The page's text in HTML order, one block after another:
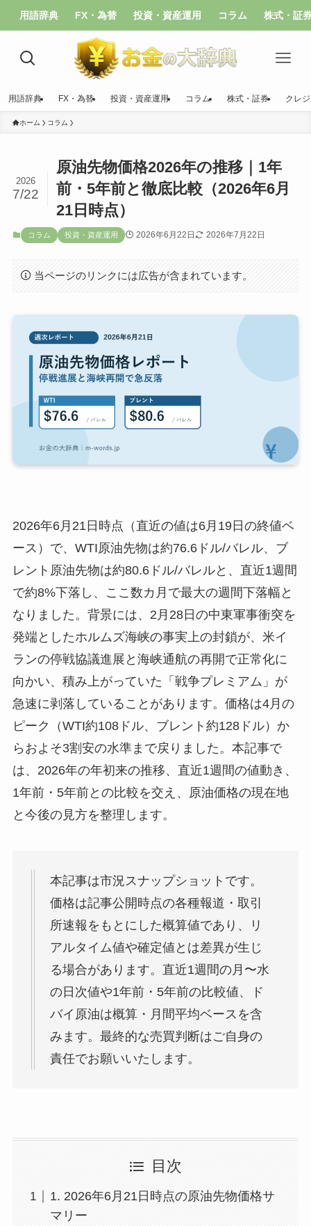
用語辞典 FX・為替 投資・資産運用 コラム 株式・証
用語辞典 FX・為替 投資・資産運用 コラム 株式・証券 クレ
ホーム コラム
原油先物価格2026年の推移｜1年
前・5年前と徹底比較（2026年6月
21日時点）
2026
7/22
コラム 投資・資産運用 2026年6月22日 2026年7月22日
当ページのリンクには広告が含まれています。
2026年6月21日時点（直近の値は6月19日の終値ベ
ース）で、WTI原油先物は約76.6ドル/バレル、ブ
レント原油先物は約80.6ドル/バレルと、直近1週間
で約8%下落し、ここ数カ月で最大の週間下落幅と
なりました。背景には、2月28日の中東軍事衝突を
発端としたホルムズ海峡の事実上の封鎖が、米イ
ランの停戦協議進展と海峡通航の再開で正常化に
向かい、積み上がっていた「戦争プレミアム」が
急速に剥落していることがあります。価格は4月の
ピーク（WTI約108ドル、ブレント約128ドル）か
らおよそ3割安の水準まで戻りました。本記事で
は、2026年の年初来の推移、直近1週間の値動き、
1年前・5年前との比較を交え、原油価格の現在地
と今後の見方を整理します。
本記事は市況スナップショットです。
価格は記事公開時点の各種報道・取引
所速報をもとにした概算値であり、リ
アルタイム値や確定値とは差異が生じ
る場合があります。直近1週間の月〜水
の日次値や1年前・5年前の比較値、ド
バイ原油は概算・月間平均ベースを含
みます。最終的な売買判断はご自身の
責任でお願いいたします。
目次
1. 2026年6月21日時点の原油先物価格サ
マリー